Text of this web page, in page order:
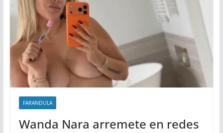
FARANDULA
Wanda Nara arremete en redes